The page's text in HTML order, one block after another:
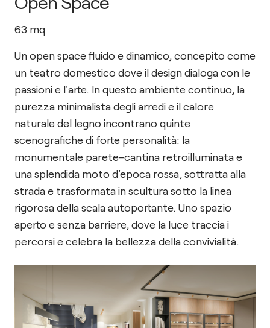
63 mq
Un open space fluido e dinamico, concepito come
un teatro domestico dove il design dialoga con le
passioni e l'arte. In questo ambiente continuo, la
purezza minimalista degli arredi e il calore
naturale del legno incontrano quinte
scenografiche di forte personalità: la
monumentale parete-cantina retroilluminata e
una splendida moto d'epoca rossa, sottratta alla
strada e trasformata in scultura sotto la linea
rigorosa della scala autoportante. Uno spazio
aperto e senza barriere, dove la luce traccia i
percorsi e celebra la bellezza della convivialità.